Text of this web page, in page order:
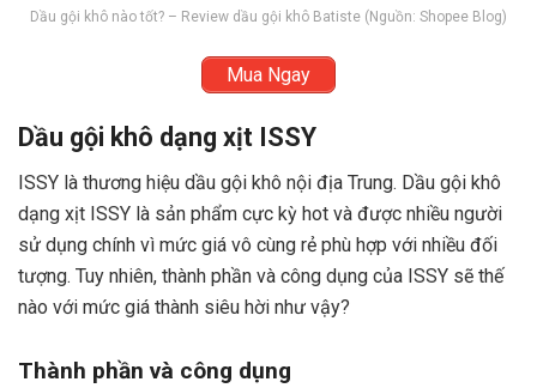
Dầu gội khô nào tốt? – Review dầu gội khô Batiste (Nguồn: Shopee Blog)
Mua Ngay
Dầu gội khô dạng xịt ISSY
ISSY là thương hiệu dầu gội khô nội địa Trung. Dầu gội khô
dạng xịt ISSY là sản phẩm cực kỳ hot và được nhiều người
sử dụng chính vì mức giá vô cùng rẻ phù hợp với nhiều đối
tượng. Tuy nhiên, thành phần và công dụng của ISSY sẽ thế
nào với mức giá thành siêu hời như vậy?
Thành phần và công dụng